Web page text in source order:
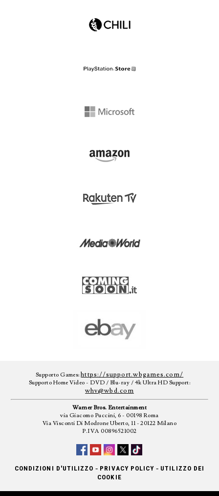
Supporto Games:https://support.wbgames.com/
Supporto Home Video - DVD / Blu-ray / 4k Ultra HD Support:
whv@wbd.com
Warner Bros. Entertainment
via Giacomo Puccini, 6 - 00198 Roma
Via Visconti Di Modrone Uberto, 11 - 20122 Milano
P.IVA 00896521002
CONDIZIONI D'UTILIZZO - PRIVACY POLICY - UTILIZZO DEI
COOKIE